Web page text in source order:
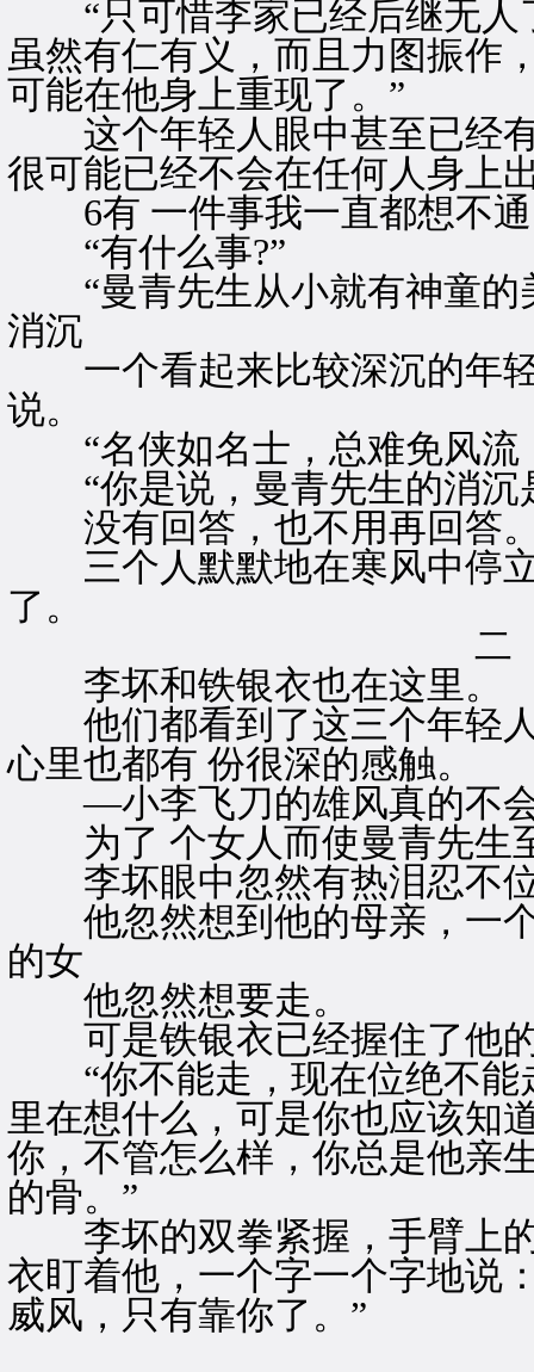
“只可惜李家已经后继无人
虽然有仁有义，而且力图振作
可能在他身上重现了。”
这个年轻人眼中甚至已经有
很可能已经不会在任何人身上
6有 一件事我一直都想不通
“有什么事?”
“曼青先生从小就有神童的
消沉
一个看起来比较深沉的年轻
说。
“名侠如名士，总难免风流
“你是说，曼青先生的消沉
没有回答，也不用再回答
三个人默默地在寒风中停立
了。
二
李坏和铁银衣也在这里。
他们都看到了这三个年轻人
心里也都有 份很深的感触。
—小李飞刀的雄风真的不会
为了 个女人而使曼青先生
李坏眼中忽然有热泪忍不
他忽然想到他的母亲，一个
的女
他忽然想要走。
可是铁银衣已经握住了他
“你不能走，现在位绝不能
里在想什么，可是你也应该知
你，不管怎么样，你总是他亲
的骨。”
李坏的双拳紧握，手臂上的
衣盯着他，一个字一个字地说
威风，只有靠你了。”